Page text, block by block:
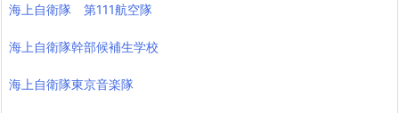
海上自衛隊 第111航空隊
海上自衛隊幹部候補生学校
海上自衛隊東京音楽隊